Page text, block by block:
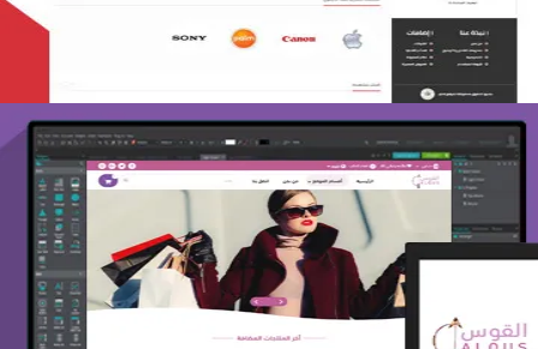
تصميم متجر القوس
التفاصيل